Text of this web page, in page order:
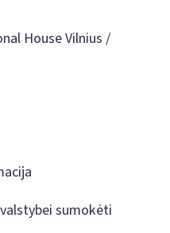
House Vilnius /
sumokėti